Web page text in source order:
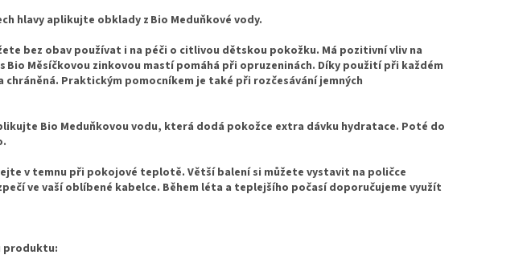
hlavy aplikujte obklady z Bio Meduňkové vody.
bez obav používat i na péči o citlivou dětskou pokožku. Má pozitivní vliv na
Bio Měsíčkovou zinkovou mastí pomáhá při opruzeninách. Díky použití při každém
Praktickým pomocníkem je také při rozčesávání jemných
Bio Meduňkovou vodu, která dodá pokožce extra dávku hydratace. Poté do
v temnu při pokojové teplotě. Větší balení si můžete vystavit na poličce
ve vaší oblíbené kabelce. Během léta a teplejšího počasí doporučujeme využít
produktu: